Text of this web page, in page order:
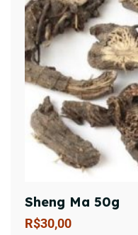
Sheng Ma 50g
R$30,00